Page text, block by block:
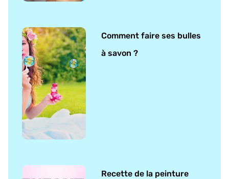
Comment faire ses bulles
à savon ?
Recette de la peinture